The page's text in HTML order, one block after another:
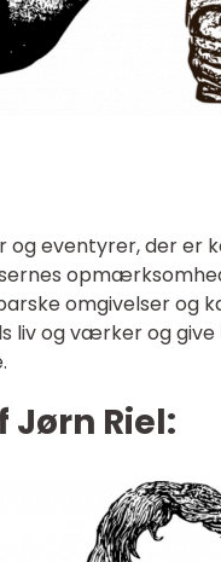
og eventyrer, der er
omgivelser og
liv og værker og
Riel: